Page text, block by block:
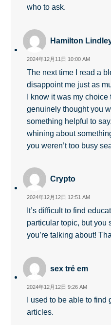
who to ask.
Hamilton
2024年12月11日 10:00 AM
The next time I read a
disappoint me just as
I know it was my choice
genuinely thought you
something helpful to
whining about
you weren’t too busy
Crypto
2024年12月12日 12:51 AM
It’s difficult to find
particular topic, but you
you’re talking about!
sex trẻ em
2024年12月12日 9:26 AM
I used to be able to find
articles.